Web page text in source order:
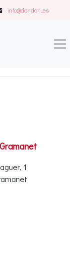
info@doridori..es
1